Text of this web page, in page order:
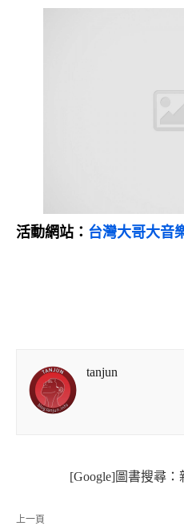
活動網站： 台灣大哥大音
tanjun
[Google]圖書搜尋
上一頁